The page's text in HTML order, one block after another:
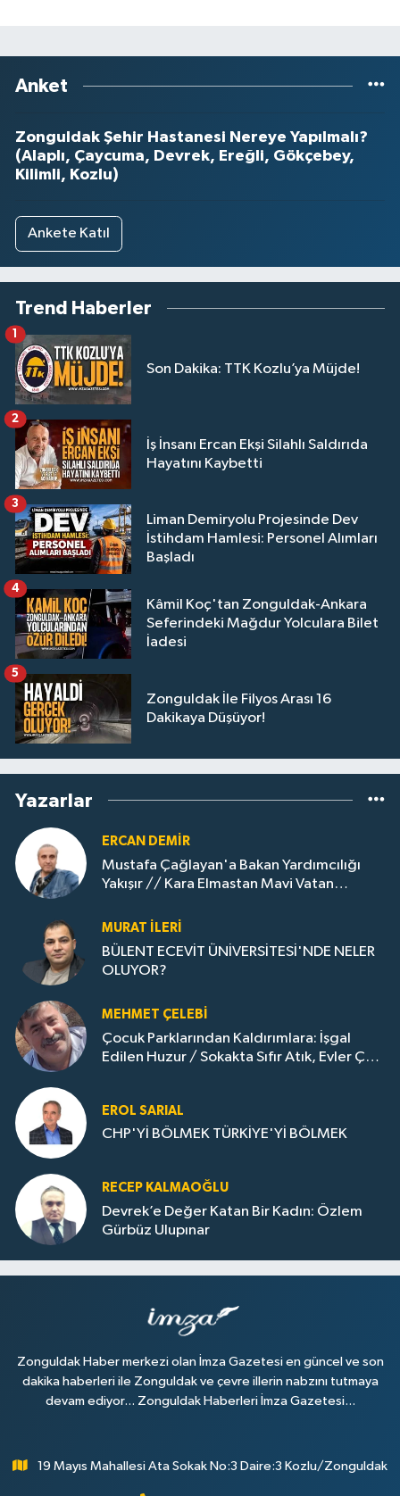
Anket
Zonguldak Şehir Hastanesi Nereye Yapılmalı?
(Alaplı, Çaycuma, Devrek, Ereğli, Gökçebey,
Kilimli, Kozlu)
Ankete Katıl
Trend Haberler
Son Dakika: TTK Kozlu’ya Müjde!
1
İş İnsanı Ercan Ekşi Silahlı Saldırıda
Hayatını Kaybetti
2
Liman Demiryolu Projesinde Dev
İstihdam Hamlesi: Personel Alımları
Başladı
3
Kâmil Koç'tan Zonguldak-Ankara
Seferindeki Mağdur Yolculara Bilet
İadesi
4
Zonguldak İle Filyos Arası 16
Dakikaya Düşüyor!
5
Yazarlar
ERCAN DEMIR
Mustafa Çağlayan'a Bakan Yardımcılığı
Yakışır // ​Kara Elmastan Mavi Vatan
MURAT İLERI
BÜLENT ECEVİT ÜNİVERSİTESİ'NDE NELER
OLUYOR?
MEHMET ÇELEBI
Çocuk Parklarından Kaldırımlara: İşgal
Edilen Huzur / Sokakta Sıfır Atık, Evler Çöp
EROL SARIAL
CHP'Yİ BÖLMEK TÜRKİYE'Yİ BÖLMEK
RECEP KALMAOĞLU
Devrek’e Değer Katan Bir Kadın: Özlem
Gürbüz Ulupınar
Zonguldak Haber merkezi olan İmza Gazetesi en güncel ve son
dakika haberleri ile Zonguldak ve çevre illerin nabzını tutmaya
devam ediyor... Zonguldak Haberleri İmza Gazetesi...
19 Mayıs Mahallesi Ata Sokak No:3 Daire:3 Kozlu/Zonguldak